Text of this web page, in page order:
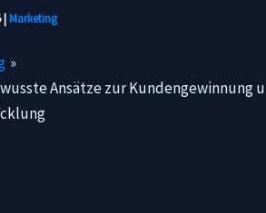
|Marketing
Ansätze zur Kundengewinnung